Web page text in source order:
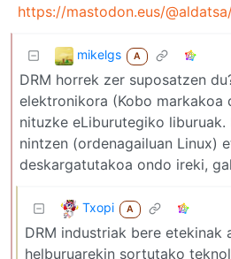
https://mastodon.eus/@aldatsa/
mikelgs A
DRM horrek zer suposatzen
elektronikora (Kobo markakoa
nituzke eLiburutegiko liburuak.
nintzen (ordenagailuan Linux)
deskargatutakoa ondo ireki,
Txopi A
DRM industriak bere
helburuarekin sortutako